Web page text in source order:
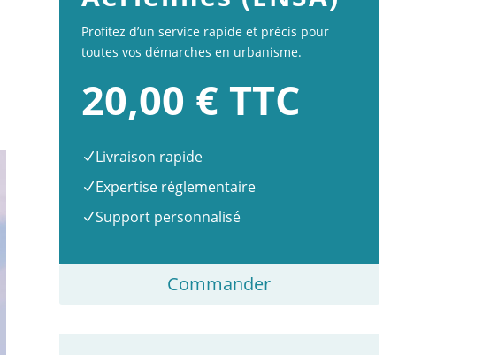
Profitez d’un service rapide et précis pour
toutes vos démarches en urbanisme.
20,00 € TTC
Livraison rapide
Expertise réglementaire
Support personnalisé
Commander